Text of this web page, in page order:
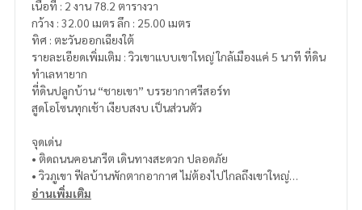
เนื้อที่ : 2 งาน 78.2 ตารางวา
กว้าง : 32.00 เมตร ลึก : 25.00 เมตร
ทิศ : ตะวันออกเฉียงใต้
รายละเอียดเพิ่มเติม : วิวเขาแบบเขาใหญ่ ใกล้เมืองแค่ 5 นาที ที่ดิน
ทำเลหายาก
ที่ดินปลูกบ้าน “ชายเขา” บรรยากาศรีสอร์ท
สูดโอโซนทุกเช้า เงียบสงบ เป็นส่วนตัว
จุดเด่น
• ติดถนนคอนกรีต เดินทางสะดวก ปลอดภัย
• วิวภูเขา ฟีลบ้านพักตากอากาศ ไม่ต้องไปไกลถึงเขาใหญ่
• น้ำดี ดินดี อากาศดี น้ำไม่ท่วม
อ่านเพิ่มเติม